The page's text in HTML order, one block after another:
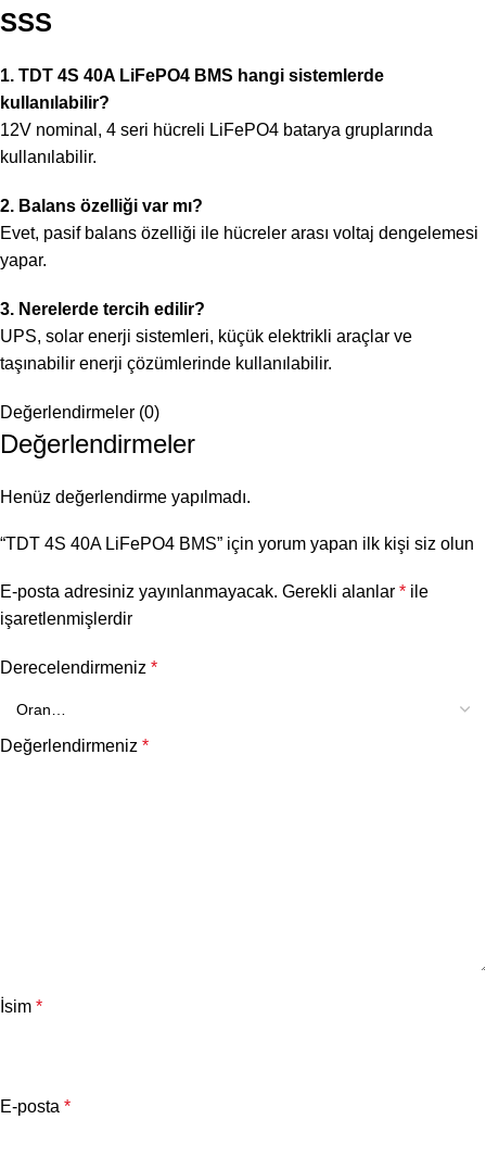
SSS
1. TDT 4S 40A LiFePO4 BMS hangi sistemlerde
kullanılabilir?
12V nominal, 4 seri hücreli LiFePO4 batarya gruplarında
kullanılabilir.
2. Balans özelliği var mı?
Evet, pasif balans özelliği ile hücreler arası voltaj dengelemesi
yapar.
3. Nerelerde tercih edilir?
UPS, solar enerji sistemleri, küçük elektrikli araçlar ve
taşınabilir enerji çözümlerinde kullanılabilir.
Değerlendirmeler (0)
Değerlendirmeler
Henüz değerlendirme yapılmadı.
“TDT 4S 40A LiFePO4 BMS” için yorum yapan ilk kişi siz olun
E-posta adresiniz yayınlanmayacak. Gerekli alanlar * ile
işaretlenmişlerdir
Derecelendirmeniz *
Değerlendirmeniz *
İsim *
E-posta *